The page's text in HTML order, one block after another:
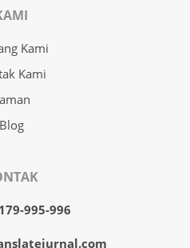
Kami
Kami
Blog
995-996